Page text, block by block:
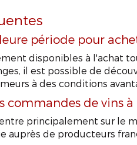
période pour
disponibles à l'achat
il est possible de
à des conditions
commandes de vins
principalement sur le
auprès de producteurs